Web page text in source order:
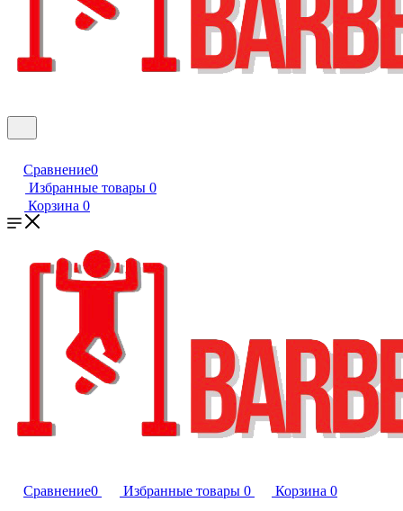
Сравнение0
Избранные товары 0
Корзина 0
Сравнение0 Избранные товары 0 Корзина 0